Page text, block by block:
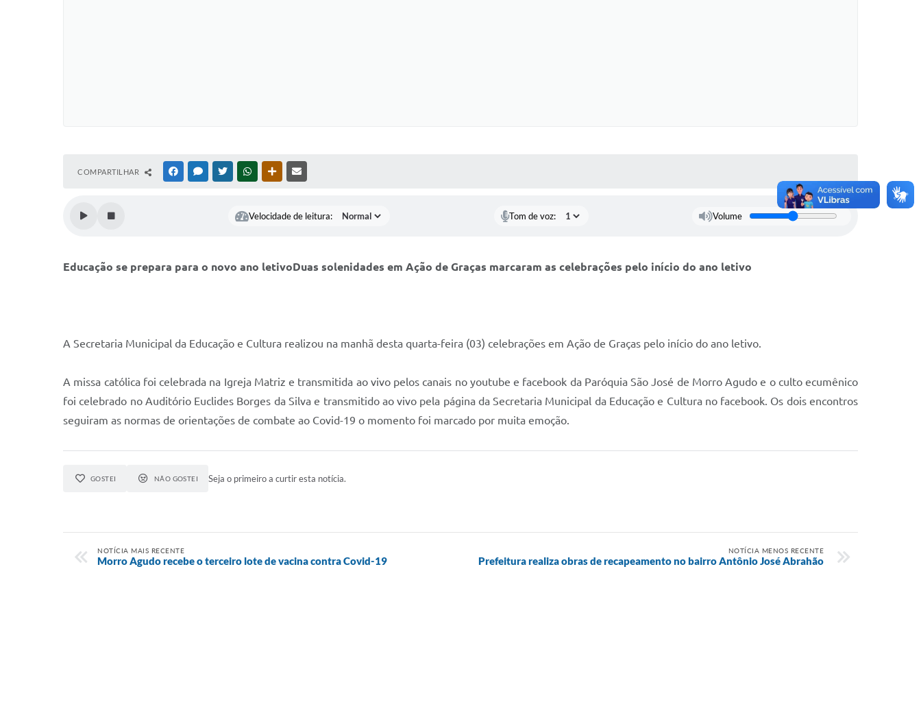
COMPARTILHAR FACEBOOKMESSENGER
TWITTERWHATSAPPOUTRAS MÍDIAS
Velocidade de leitura: Tom de voz: Volume
Educação se prepara para o novo ano letivoDuas solenidades em Ação de Graças marcaram as celebrações pelo início do ano letivo
A Secretaria Municipal da Educação e Cultura realizou na manhã desta quarta-feira (03) celebrações em Ação de Graças pelo início do ano letivo.
A missa católica foi celebrada na Igreja Matriz e transmitida ao vivo pelos canais no youtube e facebook da Paróquia São José de Morro Agudo e o culto ecumênico
foi celebrado no Auditório Euclides Borges da Silva e transmitido ao vivo pela página da Secretaria Municipal da Educação e Cultura no facebook. Os dois encontros
seguiram as normas de orientações de combate ao Covid-19 o momento foi marcado por muita emoção.
GOSTEI NÃO GOSTEI Seja o primeiro a curtir esta notícia.
NOTÍCIA MAIS RECENTE
Morro Agudo recebe o terceiro lote de vacina contra Covid-19
NOTÍCIA MENOS RECENTE
Prefeitura realiza obras de recapeamento no bairro Antônio José Abrahão